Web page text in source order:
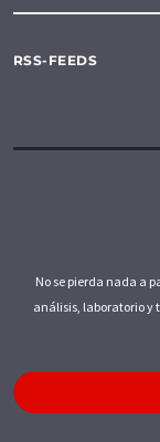
RSS-FEEDS
No se pierda nada a
análisis, laboratorio y